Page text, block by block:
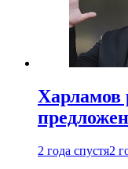
Харламов
2 года спустя2